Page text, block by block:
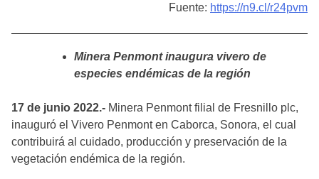
Fuente: https://n9.cl/r24pvm
Minera Penmont inaugura vivero de
especies endémicas de la región
17 de junio 2022.- Minera Penmont filial de Fresnillo plc,
inauguró el Vivero Penmont en Caborca, Sonora, el cual
contribuirá al cuidado, producción y preservación de la
vegetación endémica de la región.